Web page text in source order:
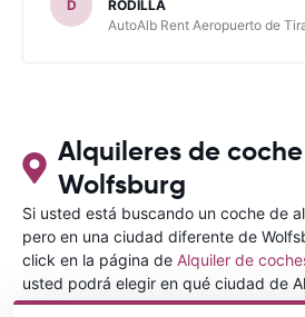
había leído en varios blog). En mis
anteriores viajes nunca había
para ALBANIA
D
RODILLA
AutoAlb Rent Aeropuerto de
Alquileres de
Wolfsburg
Si usted está buscando un coche de
pero en una ciudad diferente de
click en la página de Alquiler de
usted podrá elegir en qué ciudad de
un coche.